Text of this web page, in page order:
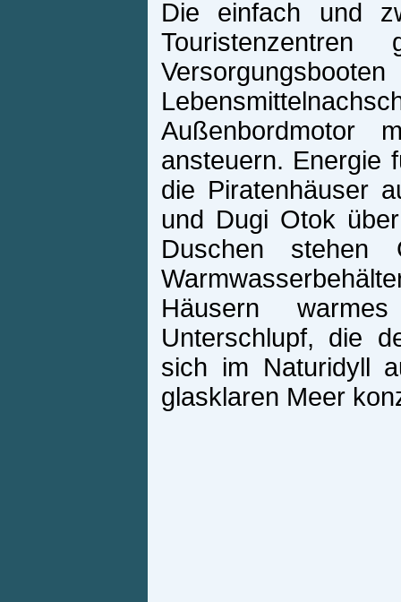
Die einfach und
Außenbordmotor
ansteuern. Energie
die Piratenhäuser
und Dugi Otok
Duschen stehen
Häusern
Unterschlupf, die
sich im Naturidyll
glasklaren Meer